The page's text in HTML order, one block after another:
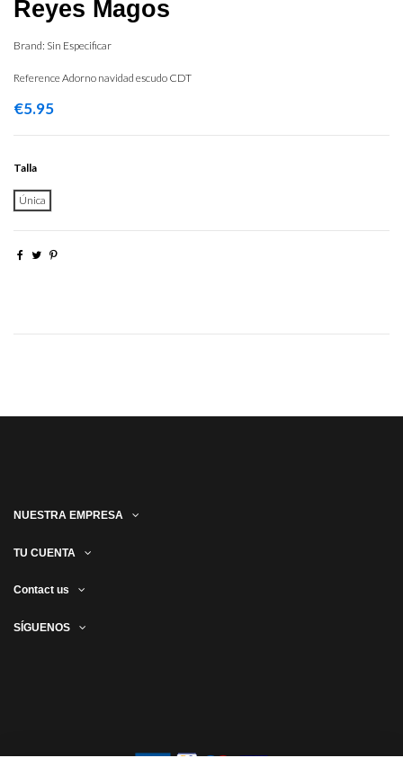
Reyes Magos
Brand: Sin Especificar
ReferenceAdorno navidad escudo CDT
€5.95
Talla
Única
NUESTRA EMPRESA
TU CUENTA
Contact us
SÍGUENOS